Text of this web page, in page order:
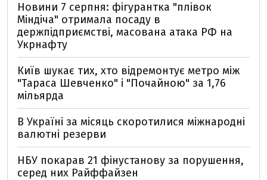
Новини 7 серпня: фігурантка "плівок
Міндіча" отримала посаду в
держпідприємстві, масована атака РФ на
Укрнафту
Київ шукає тих, хто відремонтує метро між
"Тараса Шевченко" і "Почайною" за 1,76
мільярда
В Україні за місяць скоротилися міжнародні
валютні резерви
НБУ покарав 21 фінустанову за порушення,
серед них Райффайзен